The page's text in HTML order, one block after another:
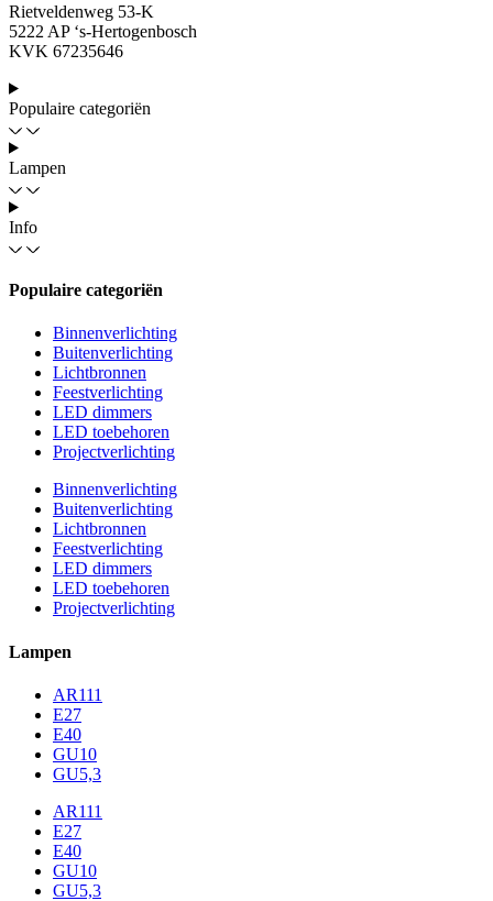
Rietveldenweg 53-K
5222 AP ‘s-Hertogenbosch
KVK 67235646
Populaire categoriën
Lampen
Info
Populaire categoriën
Binnenverlichting
Buitenverlichting
Lichtbronnen
Feestverlichting
LED dimmers
LED toebehoren
Projectverlichting
Binnenverlichting
Buitenverlichting
Lichtbronnen
Feestverlichting
LED dimmers
LED toebehoren
Projectverlichting
Lampen
AR111
E27
E40
GU10
GU5,3
AR111
E27
E40
GU10
GU5,3